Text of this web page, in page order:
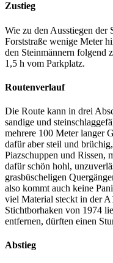
Zustieg
Wie zu den Ausstiegen der
Forststraße wenige Meter
den Steinmännern folgend
1,5 h vom Parkplatz.
Routenverlauf
Die Route kann in drei
sandige und
mehrere 100 Meter langer
dafür aber steil und
Piazschuppen und Rissen,
dafür schön hohl,
grasbüscheligen
also kommt auch keine
viel Material steckt in der
Stichtborhaken von 1974
entfernen, dürften einen
Abstieg